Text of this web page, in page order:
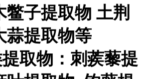
鳖子提取物 土荆
蒜提取物等
取物：刺蒺藜提